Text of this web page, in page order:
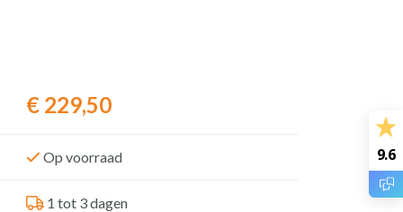
€229,50
Op voorraad
1 tot 3 dagen
9.6